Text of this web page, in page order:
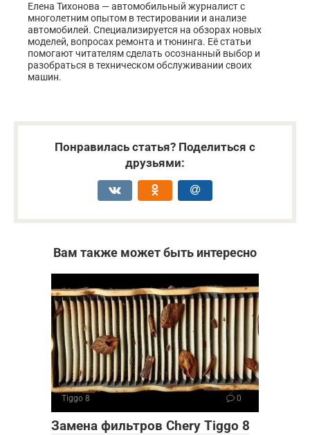
Елена Тихонова — автомобильный журналист с
многолетним опытом в тестировании и анализе
автомобилей. Специализируется на обзорах новых
моделей, вопросах ремонта и тюнинга. Её статьи
помогают читателям сделать осознанный выбор и
разобраться в техническом обслуживании своих
машин.
Понравилась статья? Поделиться с
друзьями:
Вам также может быть интересно
Tiggo 8 0
Замена фильтров Chery Tiggo 8